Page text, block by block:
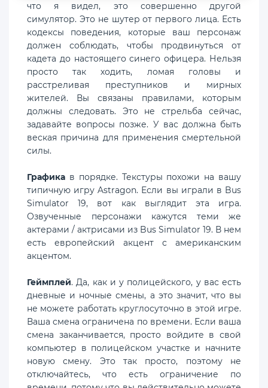
что я видел, это совершенно другой
симулятор. Это не шутер от первого лица. Есть
кодексы поведения, которые ваш персонаж
должен соблюдать, чтобы продвинуться от
кадета до настоящего синего офицера. Нельзя
просто так ходить, ломая головы и
расстреливая преступников и мирных
жителей. Вы связаны правилами, которым
должны следовать. Это не стрельба сейчас,
задавайте вопросы позже. У вас должна быть
веская причина для применения смертельной
силы.
Графика в порядке. Текстуры похожи на вашу
типичную игру Astragon. Если вы играли в Bus
Simulator 19, вот как выглядит эта игра.
Озвученные персонажи кажутся теми же
актерами / актрисами из Bus Simulator 19. В нем
есть европейский акцент с американским
акцентом.
Геймплей. Да, как и у полицейского, у вас есть
дневные и ночные смены, а это значит, что вы
не можете работать круглосуточно в этой игре.
Ваша смена ограничена по времени. Если ваша
смена заканчивается, просто войдите в свой
компьютер в полицейском участке и начните
новую смену. Это так просто, поэтому не
отключайтесь, что есть ограничение по